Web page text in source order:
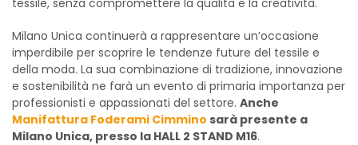
Milano Unica continuerà a rappresentare un’occasione
imperdibile per scoprire le tendenze future del tessile e
della moda. La sua combinazione di tradizione, innovazione
e sostenibilità ne farà un evento di primaria importanza per
professionisti e appassionati del settore. Anche
Manifattura Foderami Cimmino sarà presente a
Milano Unica, presso la HALL 2 STAND M16.